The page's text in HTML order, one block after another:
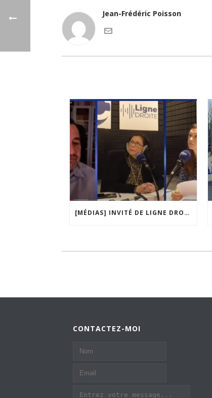
Jean-Frédéric Poisson
[MÉDIAS] INVITÉ DE LIGNE DROITE, LA MATINALE DE RADIO COURTOISIE
CONTACTEZ-MOI